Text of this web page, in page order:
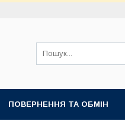
ПОВЕРНЕННЯ ТА ОБМІН